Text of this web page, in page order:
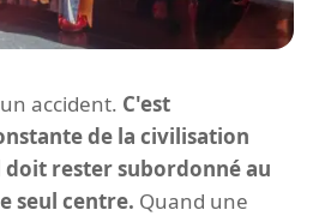
accident. C'est
de la civilisation
rester subordonné au
seul centre. Quand une